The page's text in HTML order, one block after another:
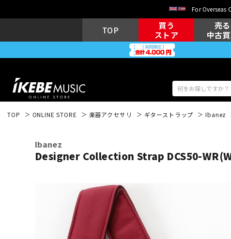
For Overseas
TOP
買う
ストア
売る
中古
キーボード
DJ機器
TOP ONLINE STORE 楽器アクセサリ ギターストラップ Ibanez
Ibanez
Designer Collection Strap DCS50-